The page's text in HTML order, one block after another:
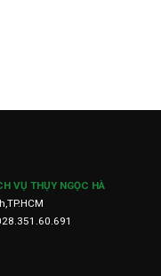
VỤ THỤY NGỌC HÀ